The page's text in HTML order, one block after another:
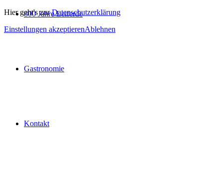
800 Jahre Leiferde
Gastronomie
Kontakt
Hier geht's zurDatenschutzerklärung
Einstellungen akzeptierenAblehnen